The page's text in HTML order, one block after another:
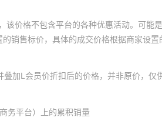
该价格不包含平台的各种优惠活动。可能
销售标价，具体的成交价格根据商家设置
加L会员价折扣后的价格，并非原价，仅
务平台）上的累积销量